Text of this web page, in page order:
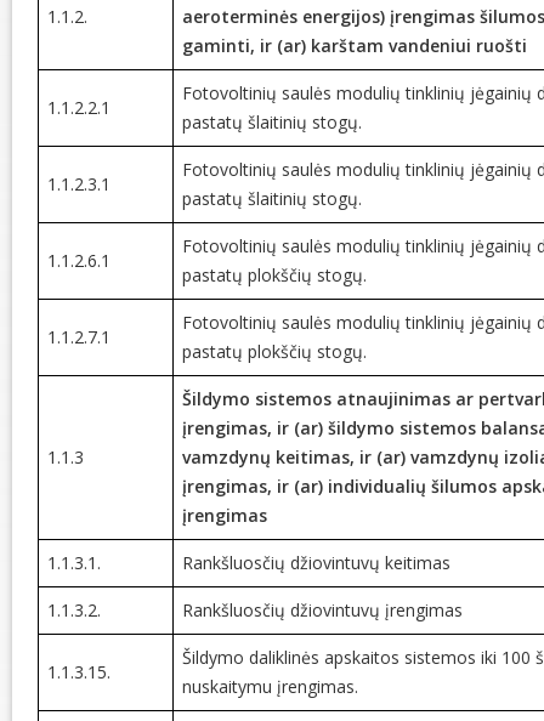
1.1.2.
aeroterminės energijos) įrengimas
gaminti, ir (ar) karštam vandeniui ruošti
1.1.2.2.1
Fotovoltinių saulės modulių tinklinių jėgainių
pastatų šlaitinių stogų.
1.1.2.3.1
Fotovoltinių saulės modulių tinklinių jėgainių
pastatų šlaitinių stogų.
1.1.2.6.1
Fotovoltinių saulės modulių tinklinių jėgainių
pastatų plokščių stogų.
1.1.2.7.1
Fotovoltinių saulės modulių tinklinių jėgainių
pastatų plokščių stogų.
1.1.3
Šildymo sistemos atnaujinimas ar
įrengimas, ir (ar) šildymo sistemos
vamzdynų keitimas, ir (ar) vamzdynų
įrengimas, ir (ar) individualių šilumos
įrengimas
1.1.3.1. Rankšluosčių džiovintuvų keitimas
1.1.3.2. Rankšluosčių džiovintuvų įrengimas
1.1.3.15.
Šildymo daliklinės apskaitos sistemos iki
nuskaitymu įrengimas.